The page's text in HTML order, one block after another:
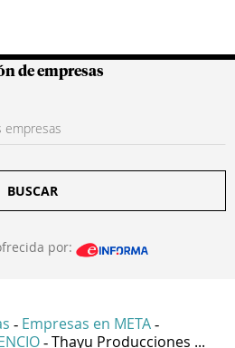
Colombianas
de empresas
BUSCAR
por:
- Empresas en META -
- Thayu Producciones ...